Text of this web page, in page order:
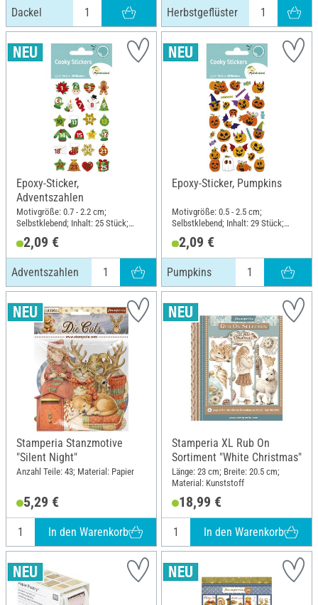
Dackel Herbstgeflüster
Epoxy-Sticker,
Adventszahlen
Motivgröße: 0.7 - 2.2 cm;
Selbstklebend; Inhalt: 25 Stück;
Material: Kunstharz
2,09 €
Adventszahlen
Epoxy-Sticker, Pumpkins
Motivgröße: 0.5 - 2.5 cm;
Selbstklebend; Inhalt: 29 Stück;
Material: Kunstharz
2,09 €
Pumpkins
Stamperia Stanzmotive
"Silent Night"
Anzahl Teile: 43; Material: Papier
5,29 €
In den Warenkorb
Stamperia XL Rub On
Sortiment "White Christmas"
Länge: 23 cm; Breite: 20.5 cm;
Material: Kunststoff
18,99 €
In den Warenkorb